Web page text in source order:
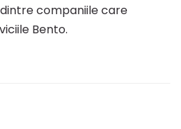
companiile care
Bento.